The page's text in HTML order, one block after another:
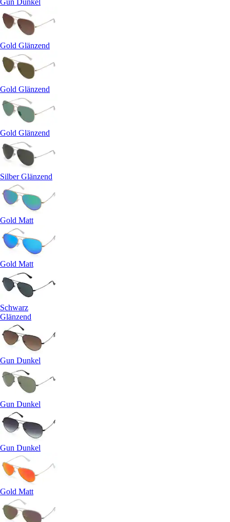
Gun Dunkel
Gold Glänzend
Gold Glänzend
Gold Glänzend
Silber Glänzend
Gold Matt
Gold Matt
Schwarz
Glänzend
Gun Dunkel
Gun Dunkel
Gun Dunkel
Gold Matt